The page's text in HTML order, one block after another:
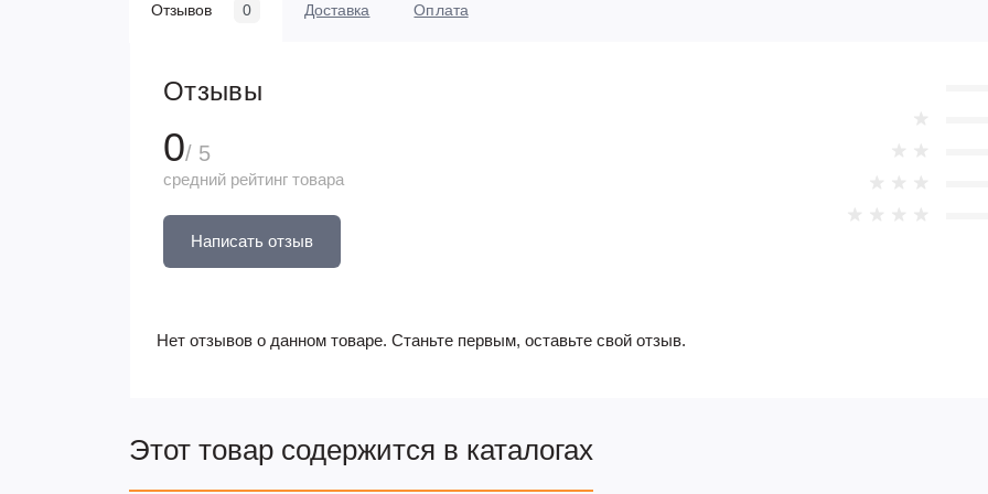
Отзывов 0 Доставка Оплата
Отзывы
0/ 5
средний рейтинг товара
Написать отзыв
Нет отзывов о данном товаре. Станьте первым, оставьте свой отзыв.
Этот товар содержится в каталогах